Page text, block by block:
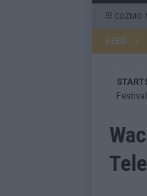
E
COZMO
FEED